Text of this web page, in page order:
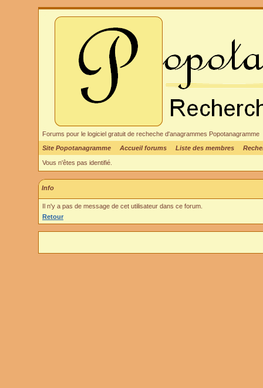
Forums pour le logiciel gratuit de recheche d'anagrammes Popotanagramme
Site Popotanagramme
Accueil forums Liste des membres
Vous n'êtes pas identifié.
Info
Il n'y a pas de message de cet utilisateur dans ce forum.
Retour